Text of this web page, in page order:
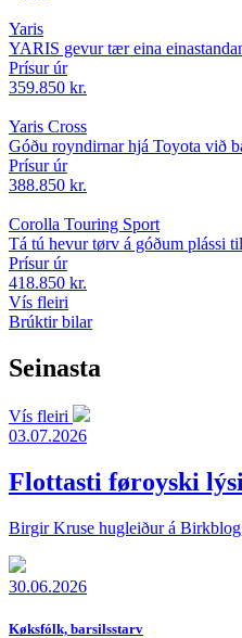
Yaris
YARIS gevur tær eina
Prísur úr
359.850 kr.
Yaris Cross
Góðu royndirnar hjá Toyota við
Prísur úr
388.850 kr.
Corolla Touring Sport
Tá tú hevur tørv á góðum
Prísur úr
418.850 kr.
Vís fleiri
Brúktir bilar
Seinasta
Vís fleiri
03.07.2026
Flottasti føroyski
Birgir Kruse hugleiður á
30.06.2026
Køksfólk, barsilsstarv